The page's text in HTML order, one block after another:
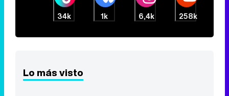
34k 1k 6,4k 258k
Lo más visto